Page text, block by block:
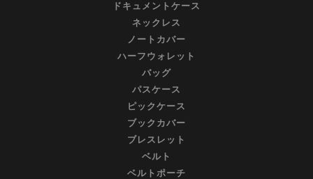
ドキュメントケース
ネックレス
ノートカバー
ハーフウォレット
バッグ
パスケース
ピックケース
ブックカバー
ブレスレット
ベルト
ベルトポーチ